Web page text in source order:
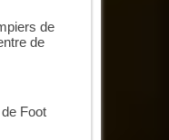
de
de
Foot